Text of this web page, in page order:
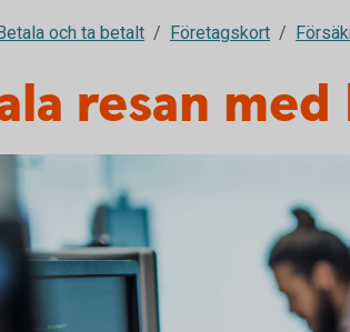
och ta betalt Företagskort
resan